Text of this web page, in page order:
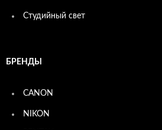
Студийный свет
БРЕНДЫ
CANON
NIKON